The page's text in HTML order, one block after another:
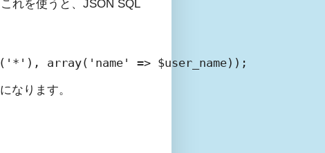
れを使うと、JSON SQL
なります。